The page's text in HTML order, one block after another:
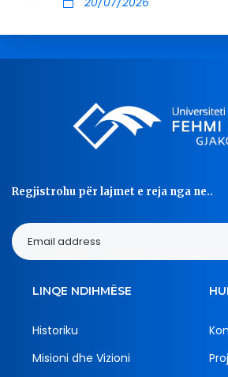
Regjistrohu për lajmet e reja nga ne..
LINQE NDIHMËSE
Historiku
Misioni dhe Vizioni